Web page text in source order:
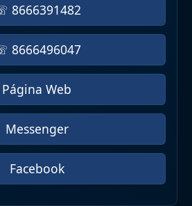
8666391482
8666496047
Página Web
Messenger
Facebook